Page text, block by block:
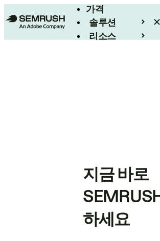
가격
솔루션
리소스
지금 바로
하세요